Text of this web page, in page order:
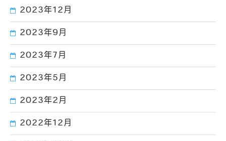
2023年12月
2023年9月
2023年7月
2023年5月
2023年2月
2022年12月